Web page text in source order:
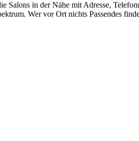
in der Nähe mit Adresse,
Wer vor Ort nichts Passendes